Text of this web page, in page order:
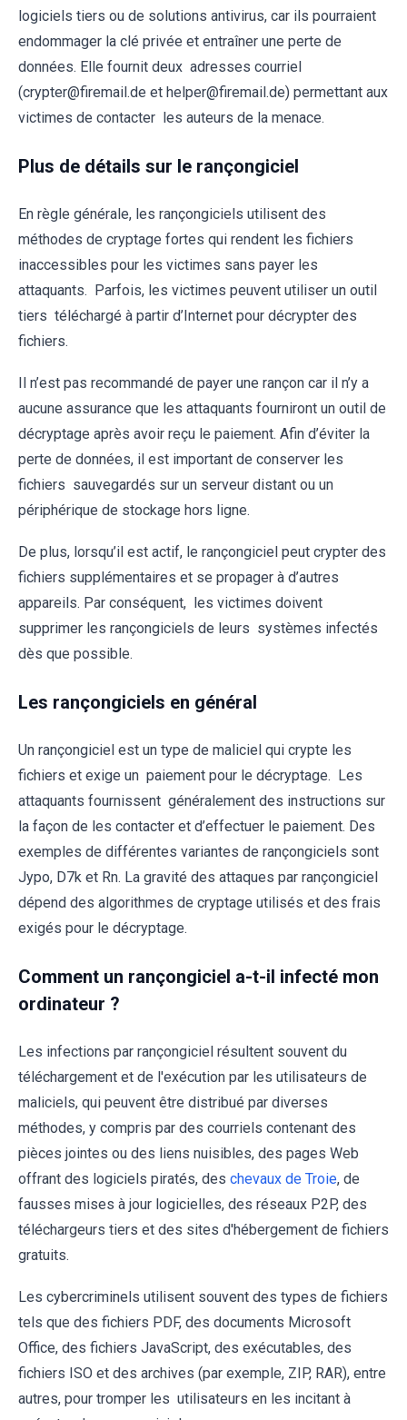
logiciels tiers ou de solutions antivirus, car ils pourraient
endommager la clé privée et entraîner une perte de
données. Elle fournit deux adresses courriel
(crypter@firemail.de et helper@firemail.de) permettant aux
victimes de contacter les auteurs de la menace.
Plus de détails sur le rançongiciel
En règle générale, les rançongiciels utilisent des
méthodes de cryptage fortes qui rendent les fichiers
inaccessibles pour les victimes sans payer les
attaquants. Parfois, les victimes peuvent utiliser un outil
tiers téléchargé à partir d’Internet pour décrypter des
fichiers.
Il n’est pas recommandé de payer une rançon car il n’y a
aucune assurance que les attaquants fourniront un outil de
décryptage après avoir reçu le paiement. Afin d’éviter la
perte de données, il est important de conserver les
fichiers sauvegardés sur un serveur distant ou un
périphérique de stockage hors ligne.
De plus, lorsqu’il est actif, le rançongiciel peut crypter des
fichiers supplémentaires et se propager à d’autres
appareils. Par conséquent, les victimes doivent
supprimer les rançongiciels de leurs systèmes infectés
dès que possible.
Les rançongiciels en général
Un rançongiciel est un type de maliciel qui crypte les
fichiers et exige un paiement pour le décryptage. Les
attaquants fournissent généralement des instructions sur
la façon de les contacter et d’effectuer le paiement. Des
exemples de différentes variantes de rançongiciels sont
Jypo, D7k et Rn. La gravité des attaques par rançongiciel
dépend des algorithmes de cryptage utilisés et des frais
exigés pour le décryptage.
Comment un rançongiciel a-t-il infecté mon
ordinateur ?
Les infections par rançongiciel résultent souvent du
téléchargement et de l'exécution par les utilisateurs de
maliciels, qui peuvent être distribué par diverses
méthodes, y compris par des courriels contenant des
pièces jointes ou des liens nuisibles, des pages Web
offrant des logiciels piratés, des chevaux de Troie, de
fausses mises à jour logicielles, des réseaux P2P, des
téléchargeurs tiers et des sites d'hébergement de fichiers
gratuits.
Les cybercriminels utilisent souvent des types de fichiers
tels que des fichiers PDF, des documents Microsoft
Office, des fichiers JavaScript, des exécutables, des
fichiers ISO et des archives (par exemple, ZIP, RAR), entre
autres, pour tromper les utilisateurs en les incitant à